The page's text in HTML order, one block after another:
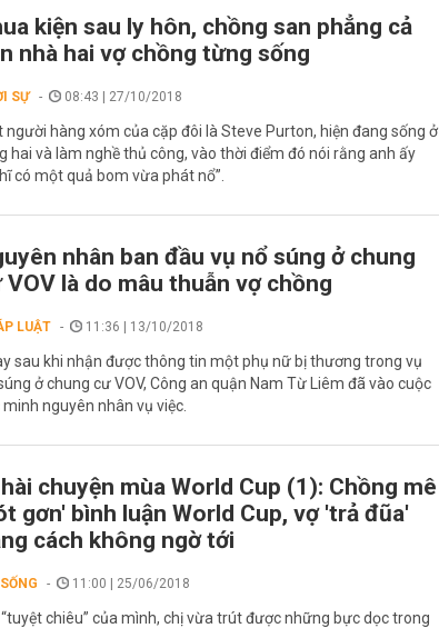
kiện sau ly hôn, chồng san phẳng cả
nhà hai vợ chồng từng sống
SỰ 08:43 | 27/10/2018
người hàng xóm của cặp đôi là Steve Purton, hiện đang sống ở
hai và làm nghề thủ công, vào thời điểm đó nói rằng anh ấy
có một quả bom vừa phát nổ”.
nhân ban đầu vụ nổ súng ở chung
VOV là do mâu thuẫn vợ chồng
LUẬT 11:36 | 13/10/2018
sau khi nhận được thông tin một phụ nữ bị thương trong vụ
ở chung cư VOV, Công an quận Nam Từ Liêm đã vào cuộc
minh nguyên nhân vụ việc.
chuyện mùa World Cup (1): Chồng mê
gơn' bình luận World Cup, vợ 'trả đũa'
cách không ngờ tới
11:00 | 25/06/2018
chiêu” của mình, chị vừa trút được những bực dọc trong